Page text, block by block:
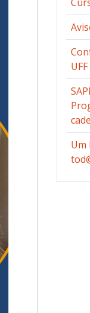
UFF
Um